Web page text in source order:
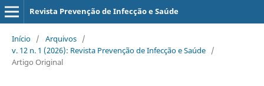
Revista Prevenção de Infecção e Saúde
Início / Arquivos /
v. 12 n. 1 (2026): Revista Prevenção de Infecção e Saúde /
Artigo Original